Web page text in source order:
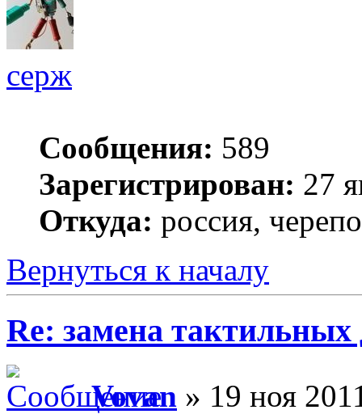
серж
Сообщения: 589
Зарегистрирован: 27
Откуда: россия,
Вернуться к началу
Re: замена тактильных
Vovan » 19 ноя